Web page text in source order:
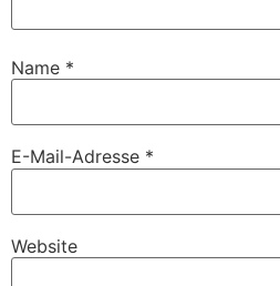
Name *
E-Mail-Adresse *
Website